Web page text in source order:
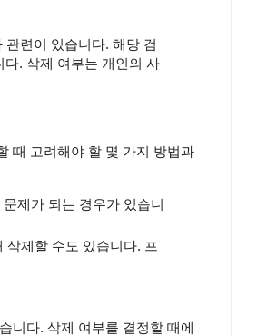
련이 있습니다. 해당 검
. 삭제 여부는 개인의 사
때 고려해야 할 몇 가지 방법과
제가 되는 경우가 있습니
삭제할 수도 있습니다. 프
니다. 삭제 여부를 결정할 때에